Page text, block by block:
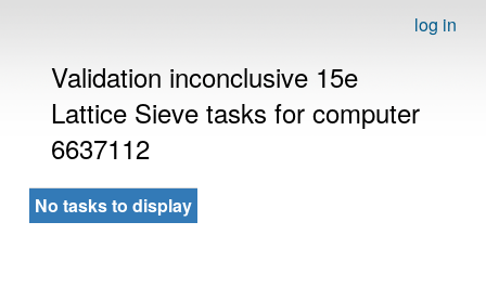
log in
Validation inconclusive 15e
Lattice Sieve tasks for computer
6637112
No tasks to display